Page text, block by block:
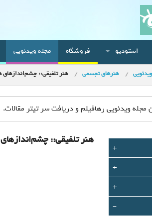
استودیو فروشگاه مجله ویدئویی
هنرهای تجسمی هنر تلفیقی::
مجله ویدئویی رهافیلم و دریافت سر تیتر مقالات.
+
+
+
-
هنر تلفیقی::